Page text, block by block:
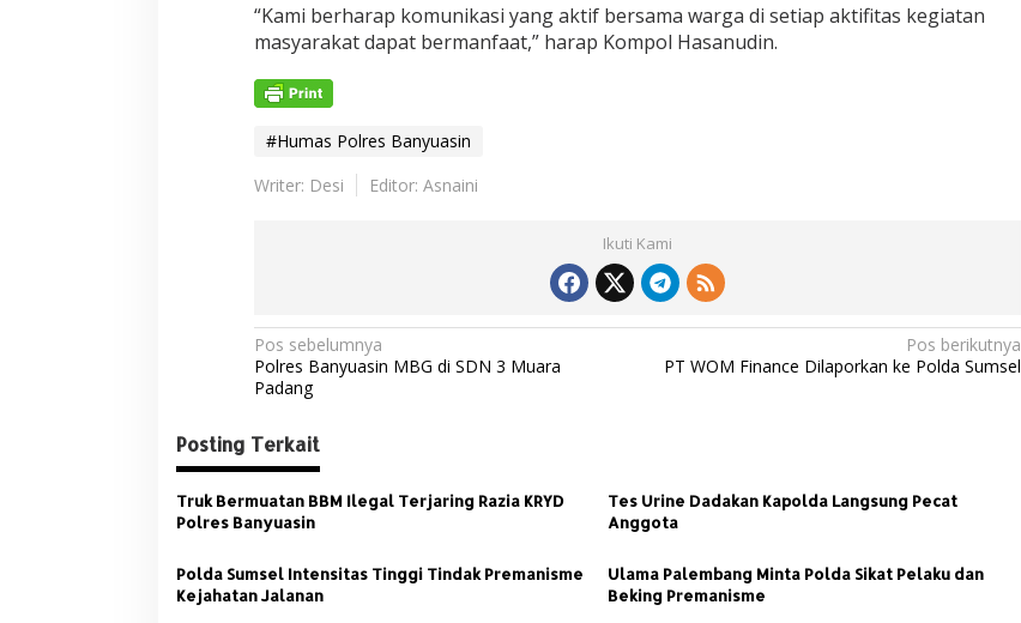
“Kami berharap komunikasi yang aktif bersama warga di setiap aktifitas kegiatan
masyarakat dapat bermanfaat,” harap Kompol Hasanudin.
#Humas Polres Banyuasin
Writer: Desi
Editor: Asnaini
Ikuti Kami
N
a
i
g
a
i
Pos sebelumnya
Polres Banyuasin MBG di SDN 3 Muara
Padang
Pos berikutnya
PT WOM Finance Dilaporkan ke Polda Sumsel
Posting Terkait
Truk Bermuatan BBM Ilegal Terjaring Razia KRYD
Polres Banyuasin
Tes Urine Dadakan Kapolda Langsung Pecat
Anggota
Polda Sumsel Intensitas Tinggi Tindak Premanisme
Kejahatan Jalanan
Ulama Palembang Minta Polda Sikat Pelaku dan
Beking Premanisme